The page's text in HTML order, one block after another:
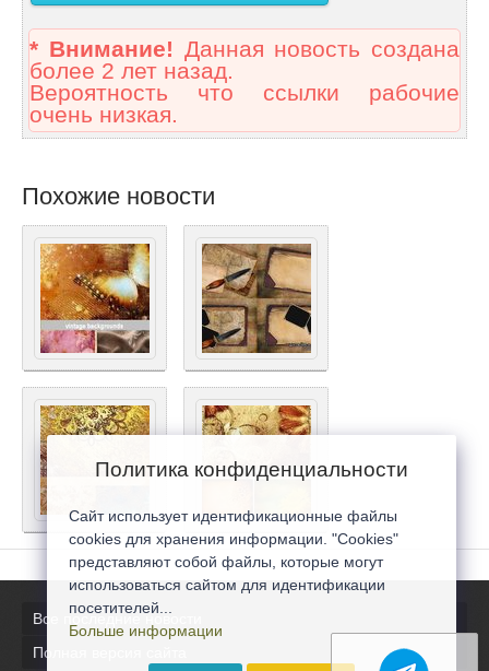
* Внимание! Данная новость создана
более 2 лет назад.
Вероятность что ссылки рабочие
очень низкая.
Похожие новости
Все последние новости
Полная версия сайта
Политика конфиденциальности
Сайт использует идентификационные файлы
cookies для хранения информации. "Cookies"
представляют собой файлы, которые могут
использоваться сайтом для идентификации
посетителей...
Больше информации